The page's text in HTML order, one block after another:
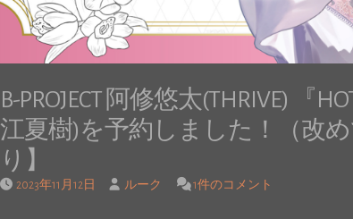
B-PROJECT 阿修悠太(THRIVE) 『
江夏樹)を予約しました！（改
り】
2023年11月12日 ルーク 1件のコメント